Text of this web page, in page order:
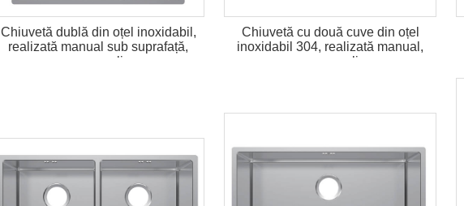
Chiuvetă dublă din oțel inoxidabil,
realizată manual sub suprafață,
cu preaplin
Chiuvetă cu două cuve din oțel
inoxidabil 304, realizată manual,
cu supraplin